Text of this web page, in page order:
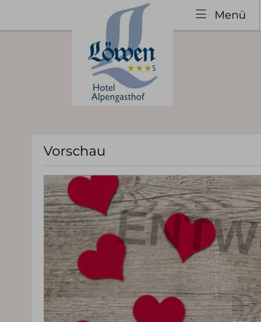
Menü
Entdecken
Allgäu Urlaub
Vorschau